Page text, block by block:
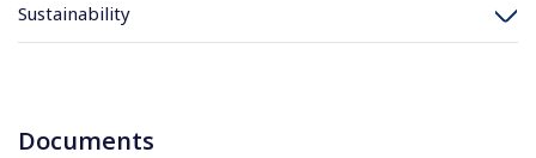
Sustainability
Documents